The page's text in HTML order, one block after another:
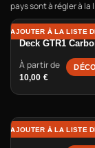
pays sont à régler à la
Deck GTR1
À partir de
10,00 €
AJOUTER À LA LISTE
Deck Diablo
AJOUTER À LA LISTE